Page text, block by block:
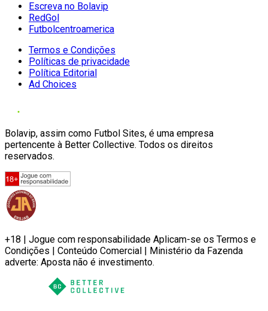
Escreva no Bolavip
RedGol
Futbolcentroamerica
Termos e Condições
Políticas de privacidade
Política Editorial
Ad Choices
Bolavip, assim como Futbol Sites, é uma empresa
pertencente à Better Collective. Todos os direitos
reservados.
+18 | Jogue com responsabilidade Aplicam-se os Termos e
Condições | Conteúdo Comercial | Ministério da Fazenda
adverte: Aposta não é investimento.